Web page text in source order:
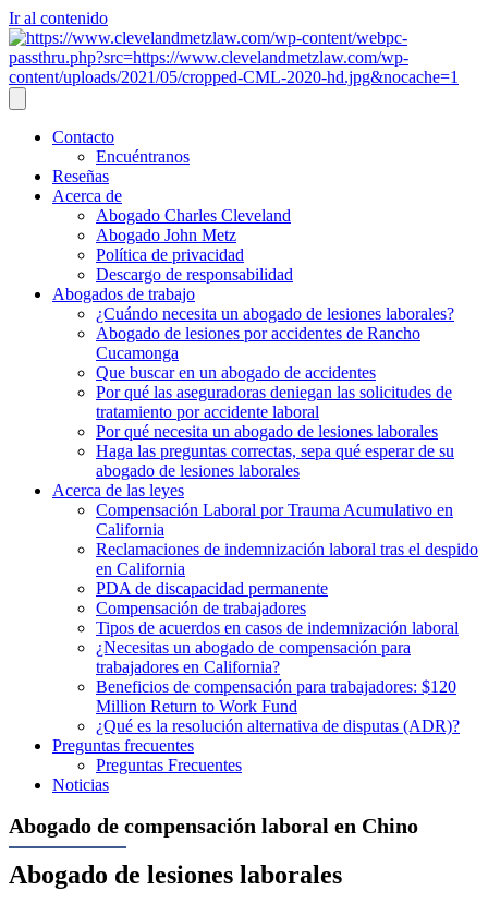
Ir al contenido
Contacto
Encuéntranos
Reseñas
Acerca de
Abogado Charles Cleveland
Abogado John Metz
Política de privacidad
Descargo de responsabilidad
Abogados de trabajo
¿Cuándo necesita un abogado de lesiones laborales?
Abogado de lesiones por accidentes de Rancho
Cucamonga
Que buscar en un abogado de accidentes
Por qué las aseguradoras deniegan las solicitudes de
tratamiento por accidente laboral
Por qué necesita un abogado de lesiones laborales
Haga las preguntas correctas, sepa qué esperar de su
abogado de lesiones laborales
Acerca de las leyes
Compensación Laboral por Trauma Acumulativo en
California
Reclamaciones de indemnización laboral tras el despido
en California
PDA de discapacidad permanente
Compensación de trabajadores
Tipos de acuerdos en casos de indemnización laboral
¿Necesitas un abogado de compensación para
trabajadores en California?
Beneficios de compensación para trabajadores: $120
Million Return to Work Fund
¿Qué es la resolución alternativa de disputas (ADR)?
Preguntas frecuentes
Preguntas Frecuentes
Noticias
Abogado de compensación laboral en Chino
Abogado de lesiones laborales